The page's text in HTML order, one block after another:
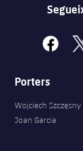
facebook
x
Porters
Wojciech Szczęsny
Joan Garcia